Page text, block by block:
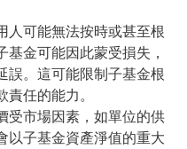
人可能無法按時或甚至根
金可能因此蒙受損失，
誤。這可能限制子基金根
任的能力。
受市場因素，如單位的供
以子基金資產淨值的重大